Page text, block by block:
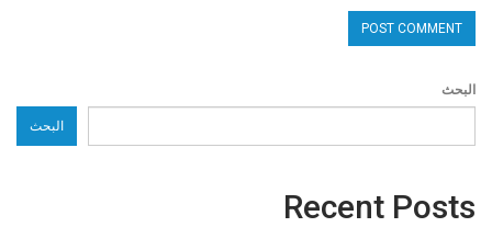
البحث
البحث
Recent Posts